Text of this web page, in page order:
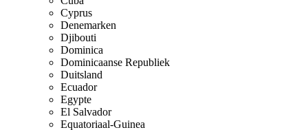
Cyprus
Denemarken
Djibouti
Dominica
Dominicaanse Republiek
Duitsland
Ecuador
Egypte
El Salvador
Equatoriaal-Guinea